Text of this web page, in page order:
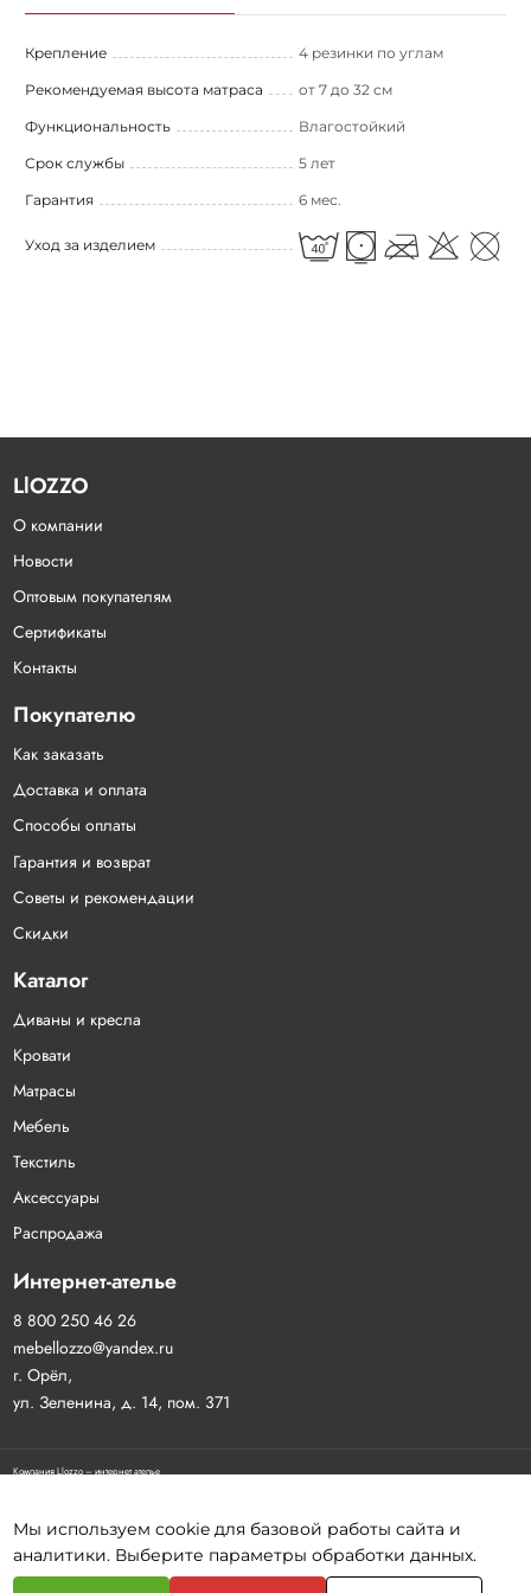
Крепление 4 резинки по углам
Рекомендуемая высота матраса от 7 до 32 см
Функциональность Влагостойкий
Срок службы 5 лет
Гарантия 6 мес.
Уход за изделием
LlOZZO
О компании
Новости
Оптовым покупателям
Сертификаты
Контакты
Покупателю
Как заказать
Доставка и оплата
Способы оплаты
Гарантия и возврат
Советы и рекомендации
Скидки
Каталог
Диваны и кресла
Кровати
Матрасы
Мебель
Текстиль
Аксессуары
Распродажа
Интернет-ателье
8 800 250 46 26
mebellozzo@yandex.ru
г. Орёл,
ул. Зеленина, д. 14, пом. 371
Компания Llozzo – интернет ателье
Согласие на обработку персональных данных
Разработка сайта:Инфо-Сити
Мы используем cookie для базовой работы сайта и
аналитики. Выберите параметры обработки данных.